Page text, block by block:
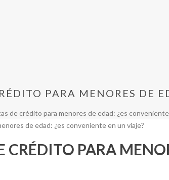
PARA MENORES DE
de crédito para menores de edad: ¿es
CRÉDITO PARA